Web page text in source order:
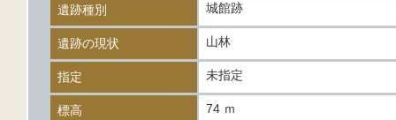
遺跡種別 城館跡
遺跡の現状 山林
指定 未指定
標高 74 ｍ